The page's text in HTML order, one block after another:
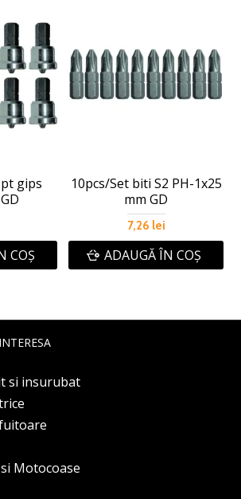
gips
COŞ
10pcs/Set biti S2 PH-1x25
mm GD
7,26 lei
ADAUGĂ ÎN COŞ
si insurubat
Motocoase